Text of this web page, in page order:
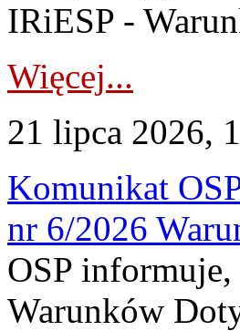
IRiESP -
Więcej...
21 lipca 2026,
Komunikat
nr 6/2026
OSP
Warunków